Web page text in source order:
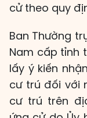
cử theo quy
Ban Thường
Nam cấp tỉnh
lấy ý kiến
cư trú đối với
cư trú trên